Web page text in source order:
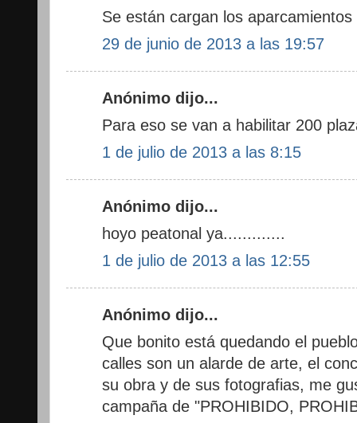
Se están cargan los aparcamientos
29 de junio de 2013 a las 19:57
Anónimo dijo...
Para eso se van a habilitar 200
1 de julio de 2013 a las 8:15
Anónimo dijo...
hoyo peatonal ya.............
1 de julio de 2013 a las 12:55
Anónimo dijo...
Que bonito está quedando el
calles son un alarde de arte, el
su obra y de sus fotografias, me
campaña de "PROHIBIDO,